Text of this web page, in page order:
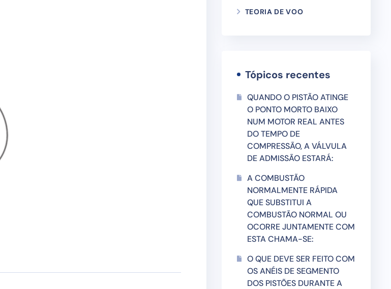
TEORIA DE VOO
Tópicos recentes
QUANDO O PISTÃO ATINGE
O PONTO MORTO BAIXO
NUM MOTOR REAL ANTES
DO TEMPO DE
COMPRESSÃO, A VÁLVULA
DE ADMISSÃO ESTARÁ:
A COMBUSTÃO
NORMALMENTE RÁPIDA
QUE SUBSTITUI A
COMBUSTÃO NORMAL OU
OCORRE JUNTAMENTE COM
ESTA CHAMA-SE:
O QUE DEVE SER FEITO COM
OS ANÉIS DE SEGMENTO
DOS PISTÕES DURANTE A